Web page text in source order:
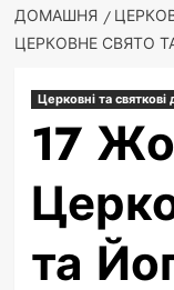
ДОМАШНЯ
ЦЕРКОВНЕ СВЯТО
Церковні та святкові
17
та